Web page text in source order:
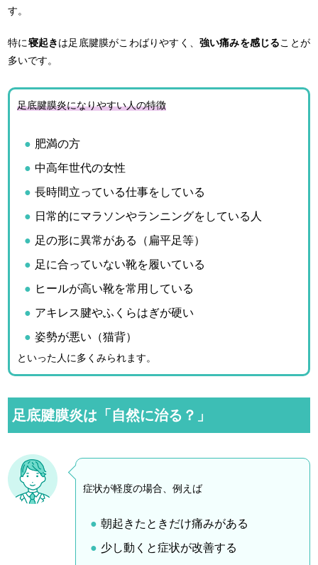
す。
特に寝起きは足底腱膜がこわばりやすく、 強い痛みを感じることが
多いです。
足底腱膜炎になりやすい人の特徴
肥満の方
中高年世代の女性
長時間立っている仕事をしている
日常的にマラソンやランニングをしている人
足の形に異常がある（扁平足等）
足に合っていない靴を履いている
ヒールが高い靴を常用している
アキレス腱やふくらはぎが硬い
姿勢が悪い（猫背）
といった人に多くみられます。
足底腱膜炎は「自然に治る？」
症状が軽度の場合、例えば
朝起きたときだけ痛みがある
少し動くと症状が改善する